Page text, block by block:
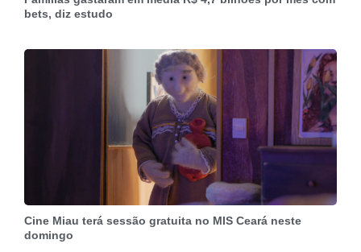
bets, diz estudo
Cine Miau terá sessão gratuita no MIS Ceará neste
domingo